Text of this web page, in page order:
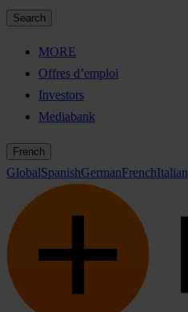
Search
MORE
Offres d’emploi
Investors
Mediabank
French
GlobalSpanishGermanFrenchItalian